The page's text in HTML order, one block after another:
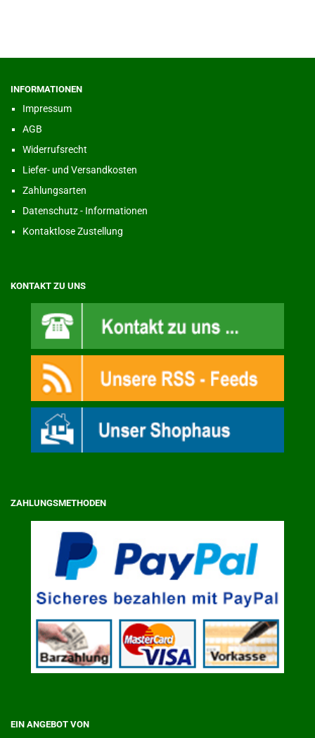
INFORMATIONEN
Impressum
AGB
Widerrufsrecht
Liefer- und Versandkosten
Zahlungsarten
Datenschutz - Informationen
Kontaktlose Zustellung
KONTAKT ZU UNS
ZAHLUNGSMETHODEN
EIN ANGEBOT VON